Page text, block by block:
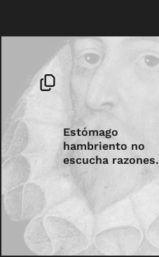
Estómago
hambriento no
escucha razones.